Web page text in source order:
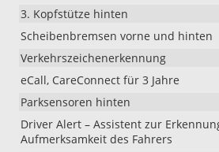
3. Kopfstütze hinten
Scheibenbremsen vorne und hinten
Verkehrszeichenerkennung
eCall, CareConnect für 3 Jahre
Parksensoren hinten
Driver Alert – Assistent zur
Aufmerksamkeit des Fahrers